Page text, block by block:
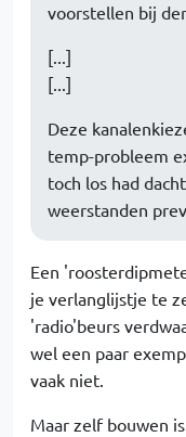
voorstellen bij
[...]
[...]
Deze
temp-probleem
toch los had
weerstanden
Een
je verlanglijstje te
'radio'beurs
wel een paar
vaak niet.
Maar zelf bouwen